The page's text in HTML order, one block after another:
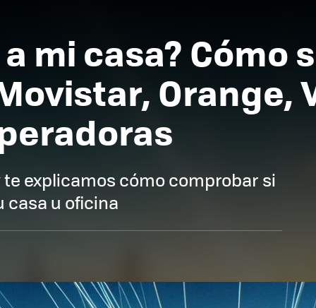
mi casa? Cómo
Orange,
explicamos cómo comprobar si
casa u oficina